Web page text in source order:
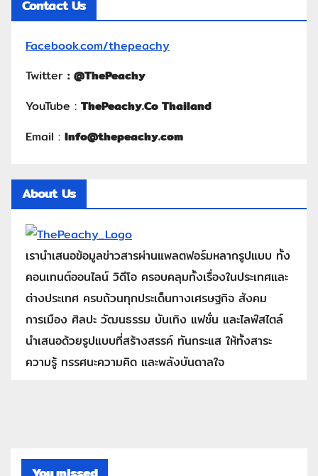
Contact Us
Facebook.com/thepeachy
Twitter : @ThePeachy
YouTube : ThePeachy.Co Thailand
Email : Info@thepeachy.com
About Us
เรานำเสนอข้อมูลข่าวสารผ่านแพลตฟอร์มหลากรูปแบบ ทั้ง
คอนเทนต์ออนไลน์ วิดีโอ ครอบคลุมทั้งเรื่องในประเทศและ
ต่างประเทศ ครบถ้วนทุกประเด็นทางเศรษฐกิจ สังคม
การเมือง ศิลปะ วัฒนธรรม บันเทิง แฟชั่น และไลฟ์สไตล์
นำเสนอด้วยรูปแบบที่สร้างสรรค์ ทันกระแส ให้ทั้งสาระ
ความรู้ ทรรศนะความคิด และพลังบันดาลใจ